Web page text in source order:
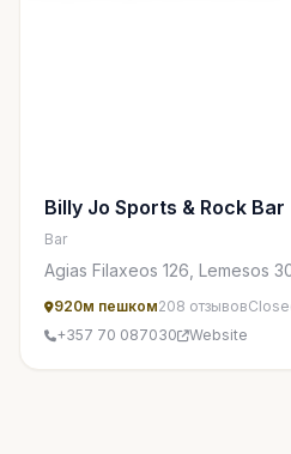
Billy Jo Sports & Rock Bar
Bar
Agias Filaxeos 126, Lemesos
920м пешком208 отзывов
+357 70 087030
Website